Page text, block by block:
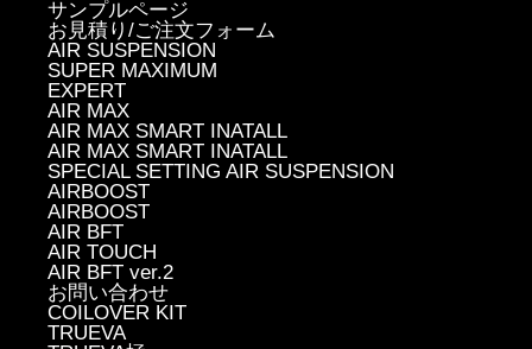
サンプルページ
お見積り/ご注文フォーム
AIR SUSPENSION
SUPER MAXIMUM
EXPERT
AIR MAX
AIR MAX SMART INATALL
AIR MAX SMART INATALL
SPECIAL SETTING AIR SUSPENSION
AIRBOOST
AIRBOOST
AIR BFT
AIR TOUCH
AIR BFT ver.2
お問い合わせ
COILOVER KIT
TRUEVA